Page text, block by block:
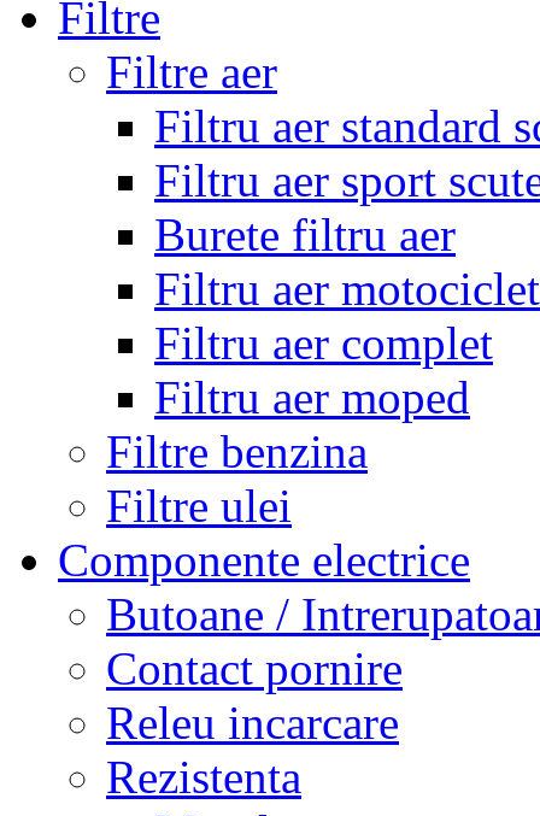
Filtre
Filtre aer
Filtru aer standard
Filtru aer sport
Burete filtru aer
Filtru aer
Filtru aer complet
Filtru aer moped
Filtre benzina
Filtre ulei
Componente electrice
Butoane /
Contact pornire
Releu incarcare
Rezistenta